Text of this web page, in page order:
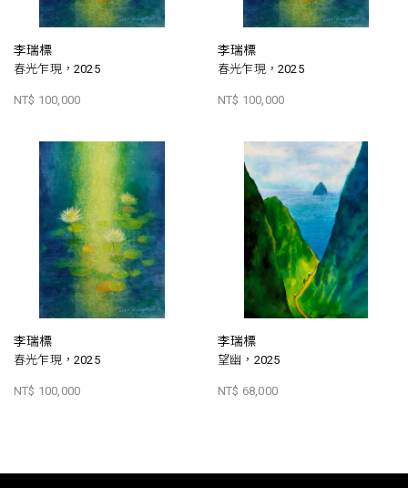
李瑞標
春光乍現，2025
NT$ 100,000
李瑞標
春光乍現，2025
NT$ 100,000
李瑞標
春光乍現，2025
NT$ 100,000
李瑞標
望幽，2025
NT$ 68,000